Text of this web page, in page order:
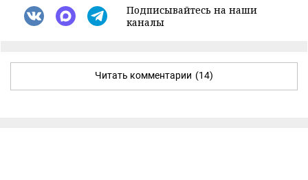
Подписывайтесь на наши
каналы
Читать комментарии (14)